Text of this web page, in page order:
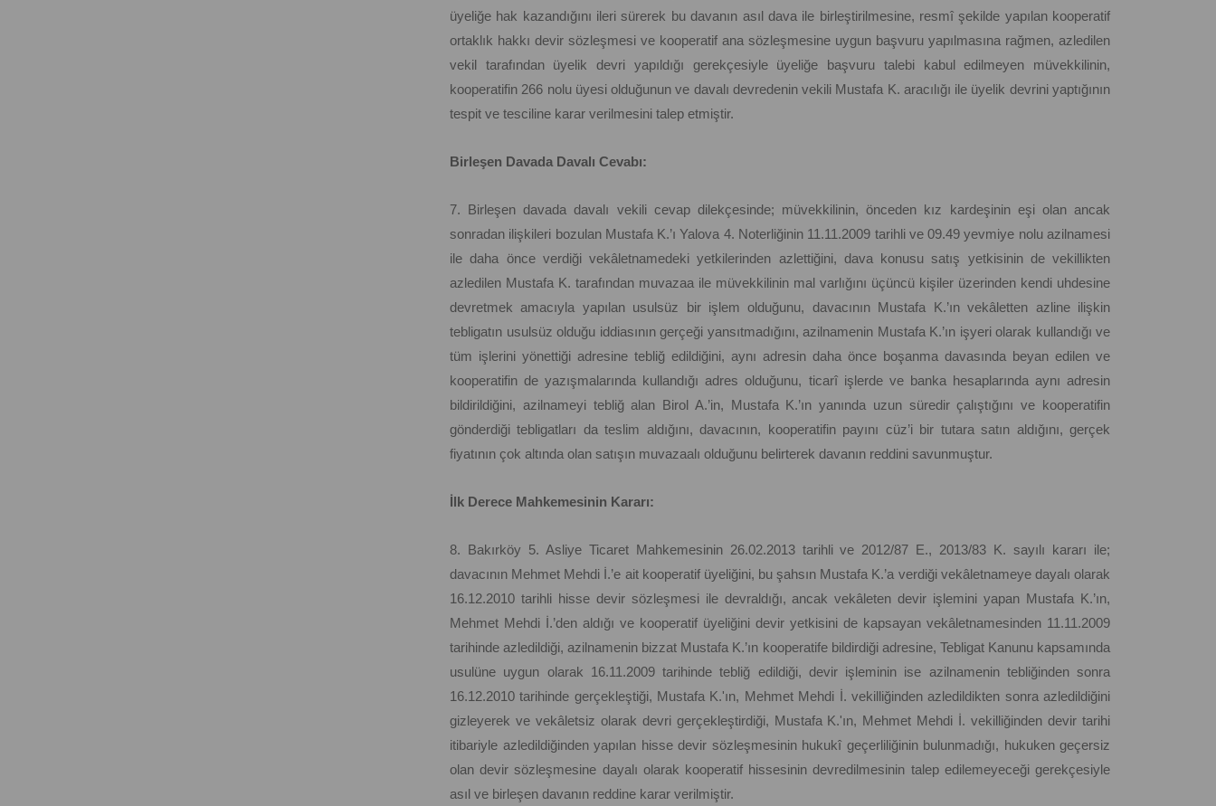
üyeliğe hak kazandığını ileri sürerek bu davanın asıl dava ile birleştirilmesine, resmî şekilde yapılan kooperatif
ortaklık hakkı devir sözleşmesi ve kooperatif ana sözleşmesine uygun başvuru yapılmasına rağmen, azledilen
vekil tarafından üyelik devri yapıldığı gerekçesiyle üyeliğe başvuru talebi kabul edilmeyen müvekkilinin,
kooperatifin 266 nolu üyesi olduğunun ve davalı devredenin vekili Mustafa K. aracılığı ile üyelik devrini yaptığının
tespit ve tesciline karar verilmesini talep etmiştir.
Birleşen Davada Davalı Cevabı:
7. Birleşen davada davalı vekili cevap dilekçesinde; müvekkilinin, önceden kız kardeşinin eşi olan ancak
sonradan ilişkileri bozulan Mustafa K.’ı Yalova 4. Noterliğinin 11.11.2009 tarihli ve 09.49 yevmiye nolu azilnamesi
ile daha önce verdiği vekâletnamedeki yetkilerinden azlettiğini, dava konusu satış yetkisinin de vekillikten
azledilen Mustafa K. tarafından muvazaa ile müvekkilinin mal varlığını üçüncü kişiler üzerinden kendi uhdesine
devretmek amacıyla yapılan usulsüz bir işlem olduğunu, davacının Mustafa K.’ın vekâletten azline ilişkin
tebligatın usulsüz olduğu iddiasının gerçeği yansıtmadığını, azilnamenin Mustafa K.’ın işyeri olarak kullandığı ve
tüm işlerini yönettiği adresine tebliğ edildiğini, aynı adresin daha önce boşanma davasında beyan edilen ve
kooperatifin de yazışmalarında kullandığı adres olduğunu, ticarî işlerde ve banka hesaplarında aynı adresin
bildirildiğini, azilnameyi tebliğ alan Birol A.’in, Mustafa K.’ın yanında uzun süredir çalıştığını ve kooperatifin
gönderdiği tebligatları da teslim aldığını, davacının, kooperatifin payını cüz’i bir tutara satın aldığını, gerçek
fiyatının çok altında olan satışın muvazaalı olduğunu belirterek davanın reddini savunmuştur.
İlk Derece Mahkemesinin Kararı:
8. Bakırköy 5. Asliye Ticaret Mahkemesinin 26.02.2013 tarihli ve 2012/87 E., 2013/83 K. sayılı kararı ile;
davacının Mehmet Mehdi İ.’e ait kooperatif üyeliğini, bu şahsın Mustafa K.’a verdiği vekâletnameye dayalı olarak
16.12.2010 tarihli hisse devir sözleşmesi ile devraldığı, ancak vekâleten devir işlemini yapan Mustafa K.’ın,
Mehmet Mehdi İ.’den aldığı ve kooperatif üyeliğini devir yetkisini de kapsayan vekâletnamesinden 11.11.2009
tarihinde azledildiği, azilnamenin bizzat Mustafa K.’ın kooperatife bildirdiği adresine, Tebligat Kanunu kapsamında
usulüne uygun olarak 16.11.2009 tarihinde tebliğ edildiği, devir işleminin ise azilnamenin tebliğinden sonra
16.12.2010 tarihinde gerçekleştiği, Mustafa K.'ın, Mehmet Mehdi İ. vekilliğinden azledildikten sonra azledildiğini
gizleyerek ve vekâletsiz olarak devri gerçekleştirdiği, Mustafa K.'ın, Mehmet Mehdi İ. vekilliğinden devir tarihi
itibariyle azledildiğinden yapılan hisse devir sözleşmesinin hukukî geçerliliğinin bulunmadığı, hukuken geçersiz
olan devir sözleşmesine dayalı olarak kooperatif hissesinin devredilmesinin talep edilemeyeceği gerekçesiyle
asıl ve birleşen davanın reddine karar verilmiştir.